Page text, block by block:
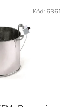
Kód: 6361